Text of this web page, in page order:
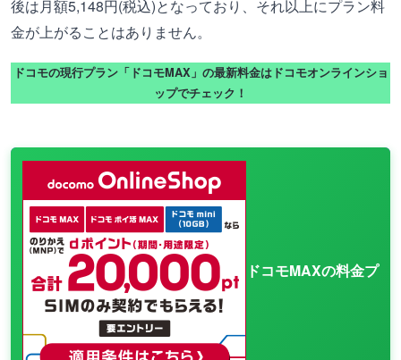
後は月額5,148円(税込)となっており、それ以上にプラン料
金が上がることはありません。
ドコモの現行プラン「ドコモMAX」の最新料金はドコモオンラインショ
ップでチェック！
ドコモMAXの料金プ